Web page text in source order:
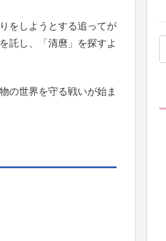
をしようとする追ってが
託し、「清麿」を探すよ
の世界を守る戦いが始ま